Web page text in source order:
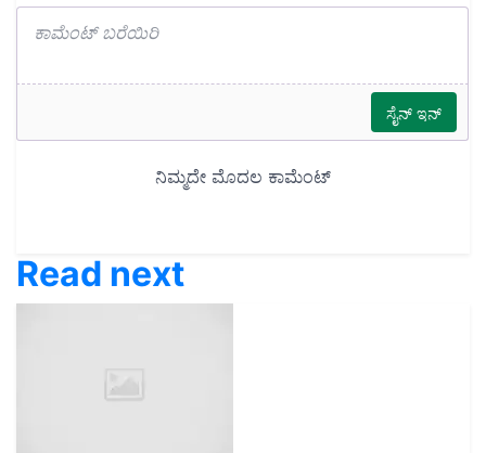
Read next